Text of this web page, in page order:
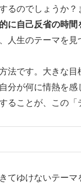
るのでしょうか？
に自己反省の時間
生のテーマを見
法です。大きな
分が何に情熱を
ることが、この「
てゆけないテー